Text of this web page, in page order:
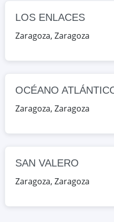
Google Maps
Zaragoza, España
Google Maps
LOS ENLACES
Zaragoza, Zaragoza
OCÉANO
Zaragoza, Zaragoza
SAN VALERO
Zaragoza, Zaragoza